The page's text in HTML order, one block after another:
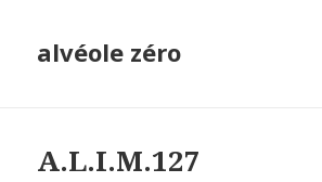
alvéole zéro
A.L.I.M.127